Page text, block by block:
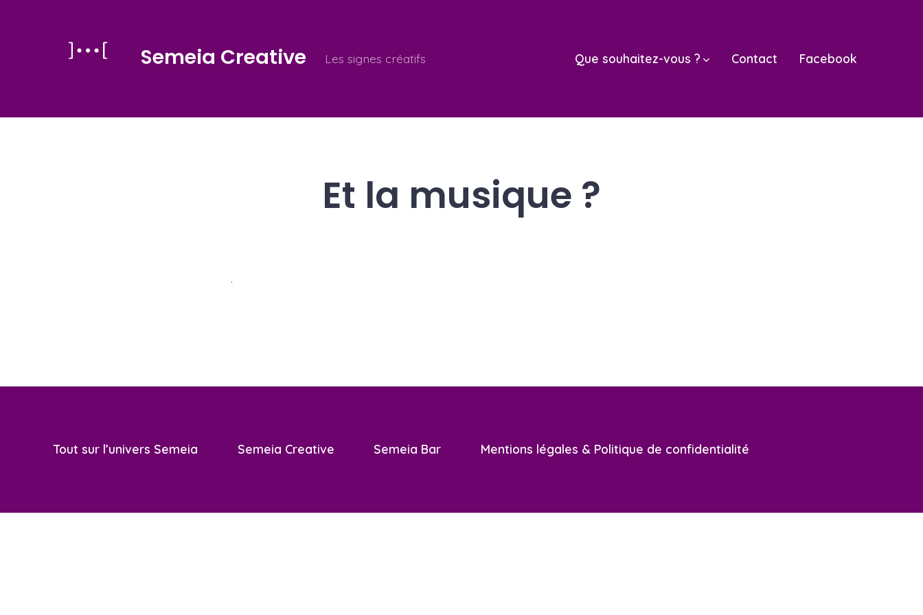
Semeia Creative Les signes créatifs Que souhaitez-vous ? Contact Facebook
Et la musique ?
.
Tout sur l’univers Semeia Semeia Creative Semeia Bar Mentions légales & Politique de confidentialité